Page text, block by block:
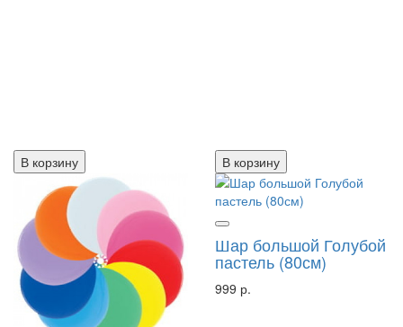
В корзину В корзину
Шар большой Голубой
пастель (80см)
999 р.